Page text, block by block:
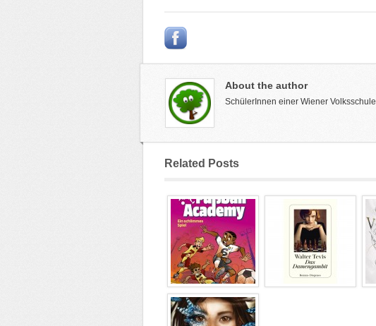
About the author
SchülerInnen einer Wiener Volksschule
Related Posts